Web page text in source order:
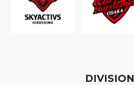
DIVISION